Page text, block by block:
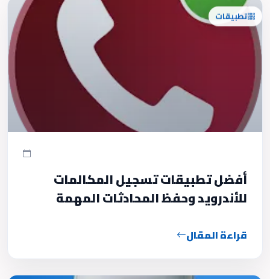
تطبيقات
أفضل تطبيقات تسجيل المكالمات
للأندرويد وحفظ المحادثات المهمة
قراءة المقال